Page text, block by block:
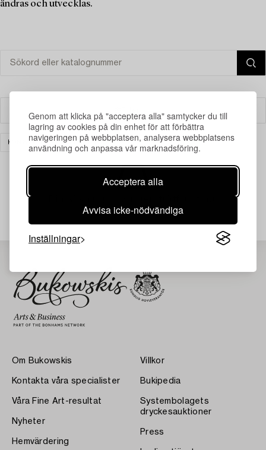
Genom att klicka på "acceptera alla" samtycker du till
lagring av cookies på din enhet för att förbättra
navigeringen på webbplatsen, analysera webbplatsens
användning och anpassa vår marknadsföring.
Acceptera alla
Avvisa icke-nödvändiga
Inställningar
ändras och utvecklas.
KONST RENSA ALLA
Om Bukowskis
Kontakta våra specialister
Våra Fine Art-resultat
Nyheter
Hemvärdering
Villkor
Bukipedia
Systembolagets
dryckesauktioner
Press